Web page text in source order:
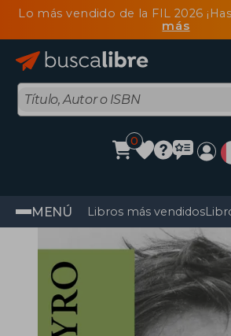
Lo más vendido de la FIL 2026
más
0
MENÚ Libros más vendidos